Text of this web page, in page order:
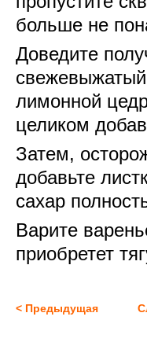
больше не
Доведите
лимонной
целиком
Затем,
добавьте
сахар
Варите
приобретет
< Предыдущая